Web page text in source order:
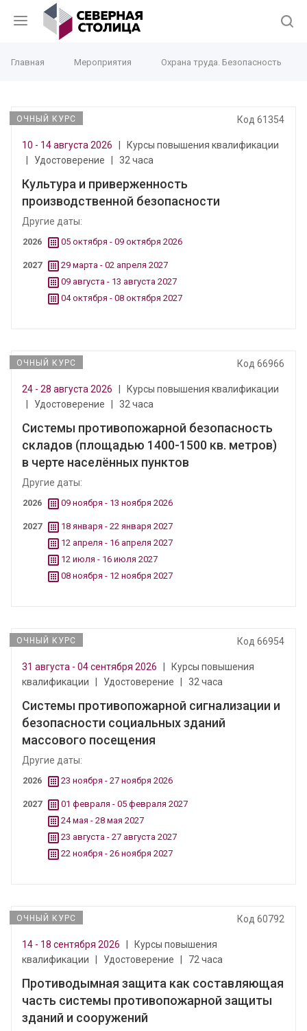
Главная Мероприятия Охрана труда. Безопасность
ОЧНЫЙ КУРС Код 61354
10 - 14 августа 2026
Курсы повышения квалификации
Удостоверение 32 часа
Культура и приверженность
производственной безопасности
Другие даты:
2026 05 октября - 09 октября 2026
2027
29 марта - 02 апреля 2027
09 августа - 13 августа 2027
04 октября - 08 октября 2027
ОЧНЫЙ КУРС Код 66966
24 - 28 августа 2026
Курсы повышения квалификации
Удостоверение 32 часа
Системы противопожарной безопасность
складов (площадью 1400-1500 кв. метров)
в черте населённых пунктов
Другие даты:
2026 09 ноября - 13 ноября 2026
2027
18 января - 22 января 2027
12 апреля - 16 апреля 2027
12 июля - 16 июля 2027
08 ноября - 12 ноября 2027
ОЧНЫЙ КУРС Код 66954
31 августа - 04 сентября 2026
Курсы повышения
квалификации
Удостоверение 32 часа
Системы противопожарной сигнализации и
безопасности социальных зданий
массового посещения
Другие даты:
2026 23 ноября - 27 ноября 2026
2027
01 февраля - 05 февраля 2027
24 мая - 28 мая 2027
23 августа - 27 августа 2027
22 ноября - 26 ноября 2027
ОЧНЫЙ КУРС Код 60792
14 - 18 сентября 2026
Курсы повышения
квалификации
Удостоверение 72 часа
Противодымная защита как составляющая
часть системы противопожарной защиты
зданий и сооружений